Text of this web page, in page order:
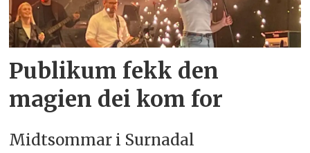
Publikum fekk den
magien dei kom for
Midtsommar i Surnadal